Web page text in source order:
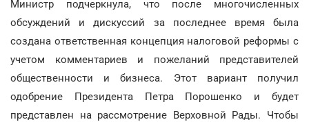
Министр подчеркнула, что после многочисленных
обсуждений и дискуссий за последнее время была
создана ответственная концепция налоговой реформы с
учетом комментариев и пожеланий представителей
общественности и бизнеса. Этот вариант получил
одобрение Президента Петра Порошенко и будет
представлен на рассмотрение Верховной Рады. Чтобы